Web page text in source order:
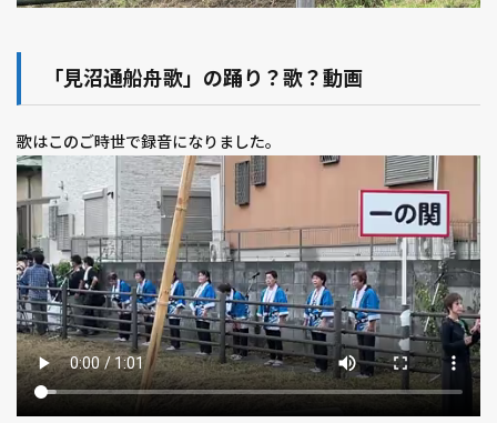
「見沼通船舟歌」の踊り？歌？動画
歌はこのご時世で録音になりました。